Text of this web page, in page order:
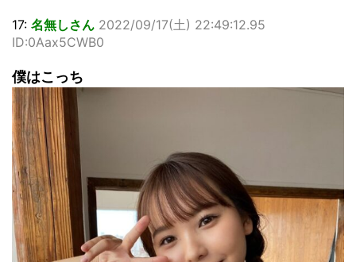
17: 名無しさん 2022/09/17(土) 22:49:12.95
ID:0Aax5CWB0
僕はこっち